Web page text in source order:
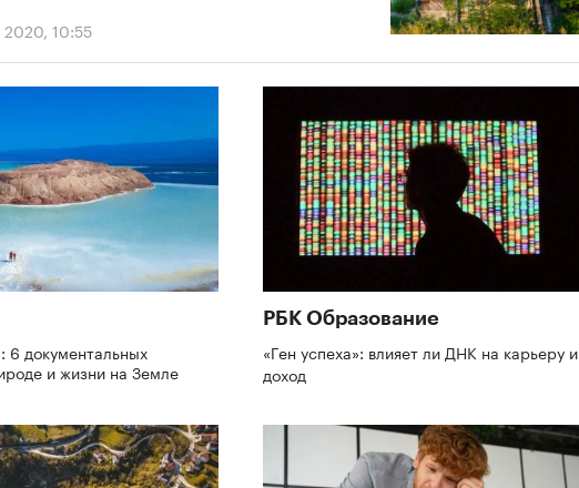
10:55
документальных
и жизни на Земле
РБК Образование
«Ген успеха»: влияет ли ДНК на карьеру и
доход